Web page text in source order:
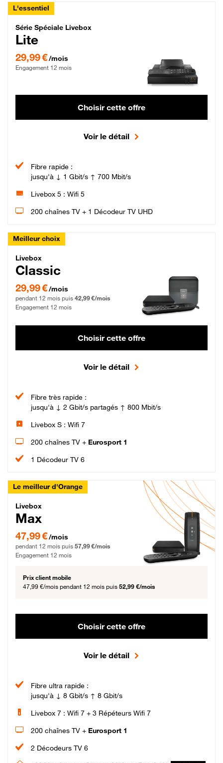
L'essentiel
Série Spéciale Livebox Lite Fibre
Série Spéciale Livebox
Lite
29,99 €/mois
Engagement 12 mois
Choisir cette offre
Voir le détail
Fibre rapide :
jusqu'à ↓ 1 Gbit/s ↑ 700 Mbit/s
Livebox 5 : Wifi 5
200 chaînes TV + 1 Décodeur TV UHD
Meilleur choix
Livebox Classic Fibre
Livebox
Classic
29,99 € par mois pendant 12 mois puis 42,99 € par mois, Engagement 12 mois
29,99 €/mois
pendant 12 mois puis 42,99 €/mois
Engagement 12 mois
Choisir cette offre
Voir le détail
Fibre très rapide :
jusqu'à ↓ 2 Gbit/s partagés ↑ 800 Mbit/s
Livebox S : Wifi 7
200 chaînes TV + Eurosport 1
1 Décodeur TV 6
Le meilleur d'Orange
Livebox Max Fibre
Livebox
Max
47,99 € par mois pendant 12 mois puis 57,99 € par mois, Engagement 12 mois
47,99 €/mois
pendant 12 mois puis 57,99 €/mois
Engagement 12 mois
Prix client mobile
47,99 €/mois pendant 12 mois puis 52,99 €/mois
Choisir cette offre
Voir le détail
Fibre ultra rapide :
jusqu'à ↓ 8 Gbit/s ↑ 8 Gbit/s
Livebox 7 : Wifi 7 + 3 Répéteurs Wifi 7
200 chaînes TV + Eurosport 1
2 Décodeurs TV 6